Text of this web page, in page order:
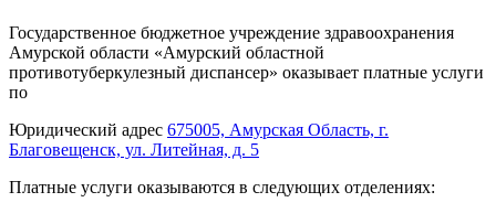
Государственное бюджетное учреждение здравоохранения
Амурской области «Амурский областной
противотуберкулезный диспансер» оказывает платные услуги
по
Юридический адрес 675005, Амурская Область, г.
Благовещенск, ул. Литейная, д. 5
Платные услуги оказываются в следующих отделениях: